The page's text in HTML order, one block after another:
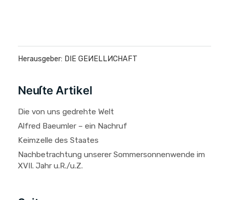
Herausgeber: DIE GEИELLИCHAFT
Neuſte Artikel
Die von uns gedrehte Welt
Alfred Baeumler – ein Nachruf
Keimzelle des Staates
Nachbetrachtung unserer Sommersonnenwende im
XVII. Jahr u.R./u.Z.